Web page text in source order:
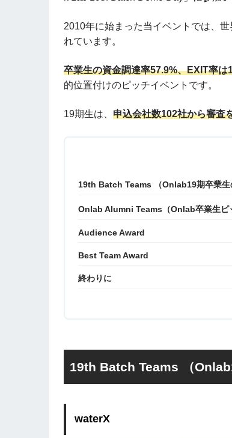
2010年に始まった当イベントでは、
れています。
卒業生の資金調達率57.9%、EXIT率は
的位置付けのピッチイベントです。
19期生は、 申込会社数102社から審査
19th Batch Teams （Onlab19期卒業生
Onlab Alumni Teams（Onlab卒業生ピ
Audience Award
Best Team Award
終わりに
19th Batch Teams （
waterX